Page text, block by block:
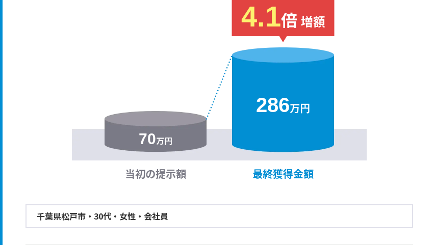
当初の提示額
70万円
最終獲得金額
286万円
4.1倍 増額
千葉県松戸市・30代・女性・会社員